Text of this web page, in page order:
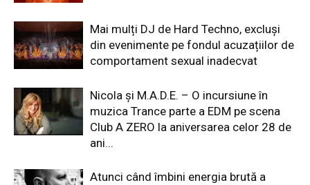
Mai mulți DJ de Hard Techno, excluși
din evenimente pe fondul acuzațiilor de
comportament sexual inadecvat
Nicola și M.A.D.E. – O incursiune în
muzica Trance parte a EDM pe scena
Club A ZERO la aniversarea celor 28 de
ani...
Atunci când îmbini energia brută a